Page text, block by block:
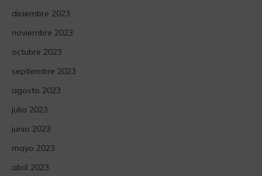
diciembre 2023
noviembre 2023
octubre 2023
septiembre 2023
agosto 2023
julio 2023
junio 2023
mayo 2023
abril 2023